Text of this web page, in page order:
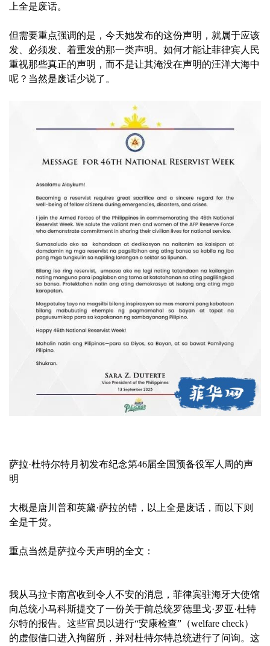
上全是废话。
但需要重点强调的是，今天她发布的这份声明，就属于应该
发、必须发、着重发的那一类声明。如何才能让菲律宾人民
重视那些真正的声明，而不是让其淹没在声明的汪洋大海中
呢？当然是废话少说了。
萨拉·杜特尔特月初发布纪念第46届全国预备役军人周的声
明
大概是唐川普和英黛·萨拉的错，以上全是废话，而以下则
全是干货。
重点当然是萨拉今天声明的全文：
我从马拉卡南宫收到令人不安的消息，菲律宾驻海牙大使馆
向总统小马科斯提交了一份关于前总统罗德里戈·罗亚·杜特
尔特的报告。这些官员以进行“安康检查”（welfare check）
的虚假借口进入拘留所，并对杜特尔特总统进行了问询。这